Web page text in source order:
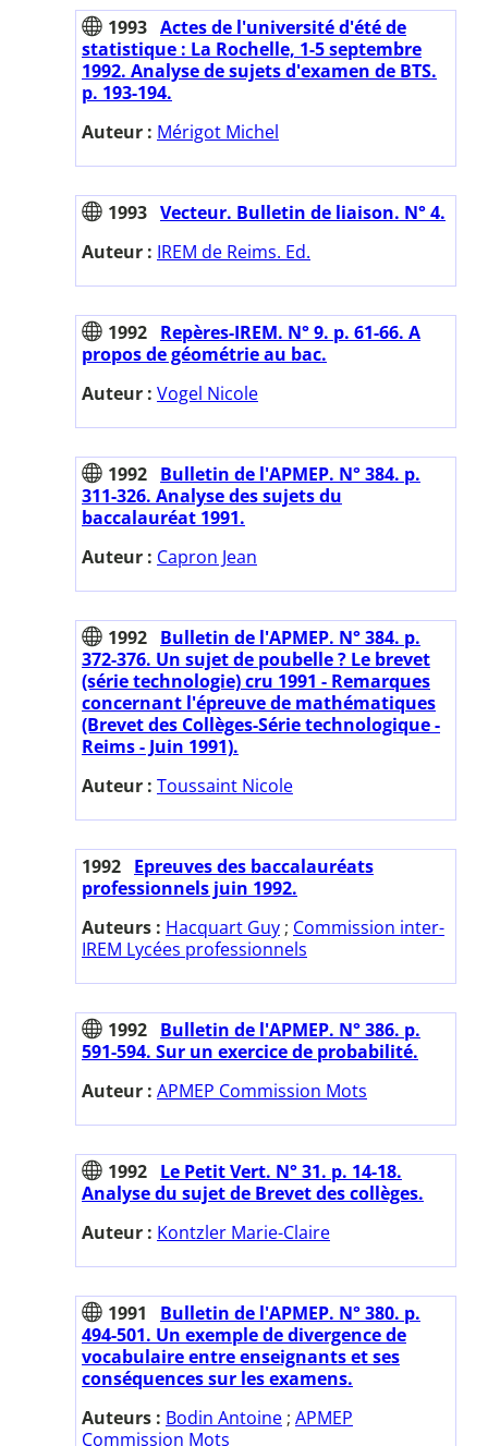
1993 Actes de l'université d'été de
statistique : La Rochelle, 1-5 septembre
1992. Analyse de sujets d'examen de BTS.
p. 193-194.
Auteur : Mérigot Michel
1993 Vecteur. Bulletin de liaison. N° 4.
Auteur : IREM de Reims. Ed.
1992 Repères-IREM. N° 9. p. 61-66. A
propos de géométrie au bac.
Auteur : Vogel Nicole
1992 Bulletin de l'APMEP. N° 384. p.
311-326. Analyse des sujets du
baccalauréat 1991.
Auteur : Capron Jean
1992 Bulletin de l'APMEP. N° 384. p.
372-376. Un sujet de poubelle ? Le brevet
(série technologie) cru 1991 - Remarques
concernant l'épreuve de mathématiques
(Brevet des Collèges-Série technologique -
Reims - Juin 1991).
Auteur : Toussaint Nicole
1992 Epreuves des baccalauréats
professionnels juin 1992.
Auteurs : Hacquart Guy ; Commission inter-
IREM Lycées professionnels
1992 Bulletin de l'APMEP. N° 386. p.
591-594. Sur un exercice de probabilité.
Auteur : APMEP Commission Mots
1992 Le Petit Vert. N° 31. p. 14-18.
Analyse du sujet de Brevet des collèges.
Auteur : Kontzler Marie-Claire
1991
Bulletin de l'APMEP. N° 380. p.
494-501. Un exemple de divergence de
vocabulaire entre enseignants et ses
conséquences sur les examens.
Auteurs : Bodin Antoine ; APMEP
Commission Mots